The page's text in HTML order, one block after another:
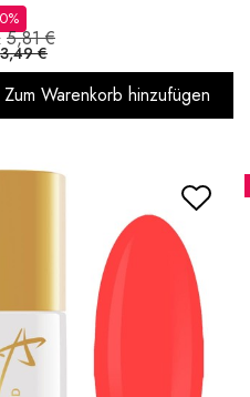
5,81 €
3,49 €
Zum Warenkorb hinzufügen